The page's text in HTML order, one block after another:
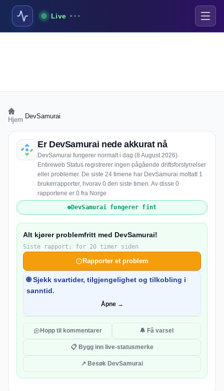
Live
Hjem DevSamurai
Er DevSamurai nede akkurat nå
DevSamurai fungerer normalt i dag (8 August 2026).
Entireweb Status registrerer ingen pågående driftsforstyrrelser
eller problemer. De siste 24 timene har DevSamurai mottatt 1
brukerrapporter, hvorav 0 den siste timen. Av disse 0
rapportene er 0 fra Norge
DevSamurai fungerer fint
Alt kjører problemfritt med DevSamurai!
Siste rapport: for 20 timer siden
Rapporter et problem
🌐 Sjekk svartider, tilgjengelighet og tilkobling i
sanntid.
Åpne →
Hopp til kommentarer 🔔 Få varsel
📋 Bygg inn live-statusmerke
↗ Besøk DevSamurai